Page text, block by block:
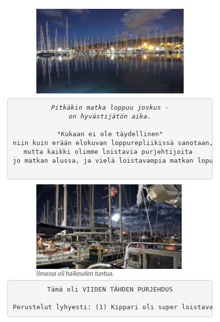
Pitkäkin matka loppuu joskus -
on hyvästijätön aika.
"Kukaan ei ole täydellinen"
niin kuin erään elokuvan loppurepliikissä sanotaan,
mutta kaikki olimme loistavia purjehtijoita
jo matkan alussa, ja vielä loistavampia matkan
Ilmassa oli haikeuden tuntua.
Tämä oli VIIDEN TÄHDEN PURJEHDUS
Perustelut lyhyesti: (1) Kippari oli super